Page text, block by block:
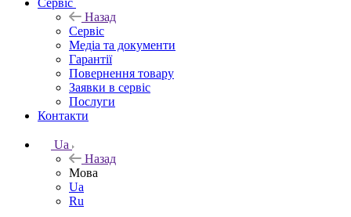
Сервіс
Назад
Сервіс
Медіа та документи
Гарантії
Повернення товару
Заявки в сервіс
Послуги
Контакти
Ua
Назад
Мова
Ua
Ru